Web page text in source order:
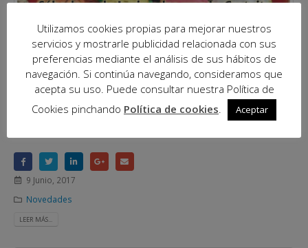
9 Junio, 2017
Novedades
LEER MÁS...
Utilizamos cookies propias para mejorar nuestros
servicios y mostrarle publicidad relacionada con sus
preferencias mediante el análisis de sus hábitos de
navegación. Si continúa navegando, consideramos que
acepta su uso. Puede consultar nuestra Política de
Cookies pinchando Política de cookies Aceptar